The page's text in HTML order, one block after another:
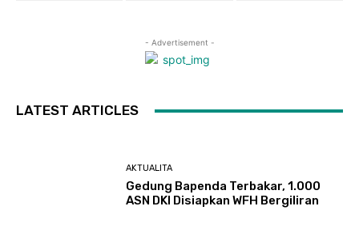
- Advertisement -
LATEST ARTICLES
AKTUALITA
Gedung Bapenda Terbakar, 1.000
ASN DKI Disiapkan WFH Bergiliran